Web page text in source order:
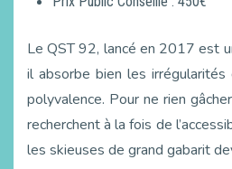
Le QST 92, lancé en 2017 est
il absorbe bien les
polyvalence. Pour ne rien
recherchent à la fois de
les skieuses de grand gabarit